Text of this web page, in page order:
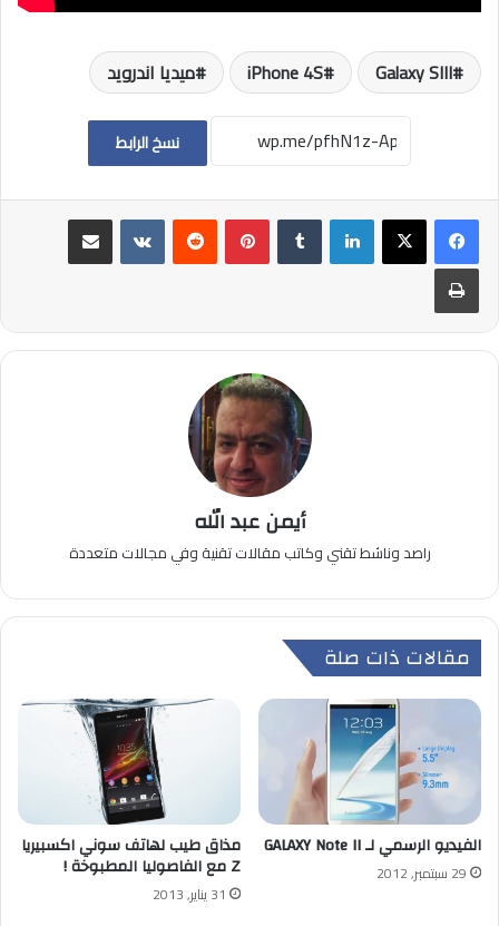
Galaxy SIII
iPhone 4S ميديا اندرويد
نسخ الرابط
لينكدإن بينتيريست
مشاركة عبر البريد
طباعة
أيمن عبد الله
راصد وناشط تقني وكاتب مقالات تقنية وفي مجالات متعددة
مقالات ذات صلة
الفيديو الرسمي لـ GALAXY Note II
29 سبتمبر, 2012
مذاق طيب لهاتف سوني اكسبيريا
Z مع الفاصوليا المطبوخة !
31 يناير, 2013